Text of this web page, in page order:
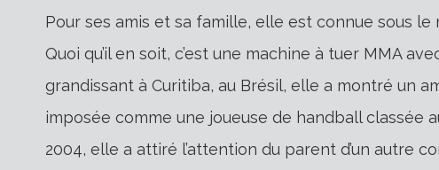
Pour ses amis et sa famille, elle est connue sous le
Quoi qu’il en soit, c’est une machine à tuer MMA
grandissant à Curitiba, au Brésil, elle a montré un
imposée comme une joueuse de handball classée
2004, elle a attiré l’attention du parent d’un autre